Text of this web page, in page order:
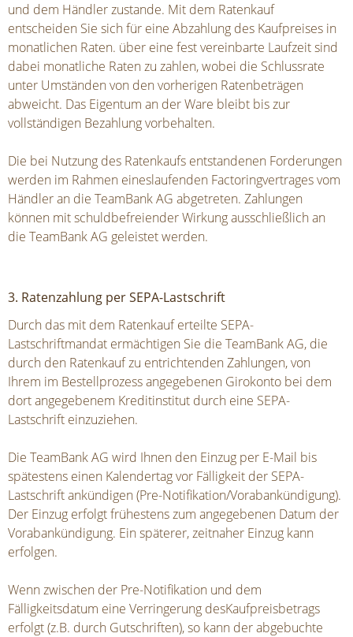
und dem Händler zustande. Mit dem Ratenkauf
entscheiden Sie sich für eine Abzahlung des Kaufpreises in
monatlichen Raten. über eine fest vereinbarte Laufzeit sind
dabei monatliche Raten zu zahlen, wobei die Schlussrate
unter Umständen von den vorherigen Ratenbeträgen
abweicht. Das Eigentum an der Ware bleibt bis zur
vollständigen Bezahlung vorbehalten.
Die bei Nutzung des Ratenkaufs entstandenen Forderungen
werden im Rahmen eineslaufenden Factoringvertrages vom
Händler an die TeamBank AG abgetreten. Zahlungen
können mit schuldbefreiender Wirkung ausschließlich an
die TeamBank AG geleistet werden.
3. Ratenzahlung per SEPA-Lastschrift
Durch das mit dem Ratenkauf erteilte SEPA-
Lastschriftmandat ermächtigen Sie die TeamBank AG, die
durch den Ratenkauf zu entrichtenden Zahlungen, von
Ihrem im Bestellprozess angegebenen Girokonto bei dem
dort angegebenem Kreditinstitut durch eine SEPA-
Lastschrift einzuziehen.
Die TeamBank AG wird Ihnen den Einzug per E-Mail bis
spätestens einen Kalendertag vor Fälligkeit der SEPA-
Lastschrift ankündigen (Pre-Notifikation/Vorabankündigung).
Der Einzug erfolgt frühestens zum angegebenen Datum der
Vorabankündigung. Ein späterer, zeitnaher Einzug kann
erfolgen.
Wenn zwischen der Pre-Notifikation und dem
Fälligkeitsdatum eine Verringerung desKaufpreisbetrags
erfolgt (z.B. durch Gutschriften), so kann der abgebuchte